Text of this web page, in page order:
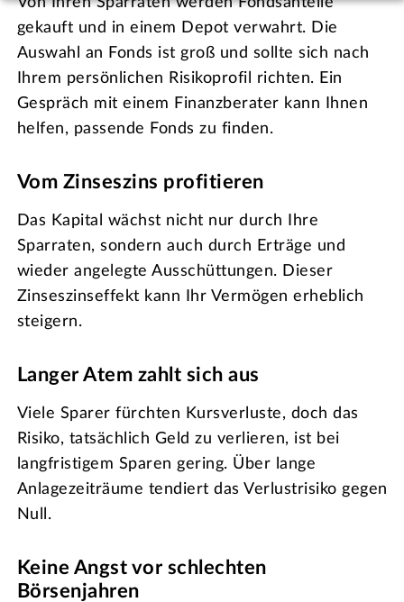
gekauft und in einem Depot verwahrt. Die
Auswahl an Fonds ist groß und sollte sich nach
Ihrem persönlichen Risikoprofil richten. Ein
Gespräch mit einem Finanzberater kann Ihnen
helfen, passende Fonds zu finden.
Vom Zinseszins profitieren
Das Kapital wächst nicht nur durch Ihre
Sparraten, sondern auch durch Erträge und
wieder angelegte Ausschüttungen. Dieser
Zinseszinseffekt kann Ihr Vermögen erheblich
steigern.
Langer Atem zahlt sich aus
Viele Sparer fürchten Kursverluste, doch das
Risiko, tatsächlich Geld zu verlieren, ist bei
langfristigem Sparen gering. Über lange
Anlagezeiträume tendiert das Verlustrisiko gegen
Null.
Keine Angst vor schlechten
Börsenjahren